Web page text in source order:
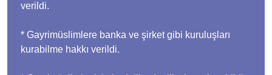
verildi.
* Gayrimüslimlere banka ve şirket gibi kuruluşları
kurabilme hakkı verildi.